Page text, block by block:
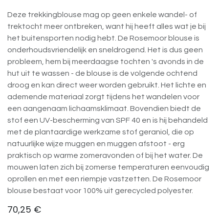
Deze trekkingblouse mag op geen enkele wandel- of
trektocht meer ontbreken, want hij heeft alles wat je bij
het buitensporten nodig hebt. De Rosemoor blouse is
onderhoudsvriendelijk en sneldrogend. Het is dus geen
probleem, hem bij meerdaagse tochten 's avonds in de
hut uit te wassen - de blouse is de volgende ochtend
droog en kan direct weer worden gebruikt. Het lichte en
ademende materiaal zorgt tijdens het wandelen voor
een aangenaam lichaamsklimaat. Bovendien biedt de
stof een UV-bescherming van SPF 40 en is hij behandeld
met de plantaardige werkzame stof geraniol, die op
natuurlijke wijze muggen en muggen afstoot - erg
praktisch op warme zomeravonden of bij het water. De
mouwen laten zich bij zomerse temperaturen eenvoudig
oprollen en met een riempje vastzetten. De Rosemoor
blouse bestaat voor 100% uit gerecycled polyester.
70,25 €